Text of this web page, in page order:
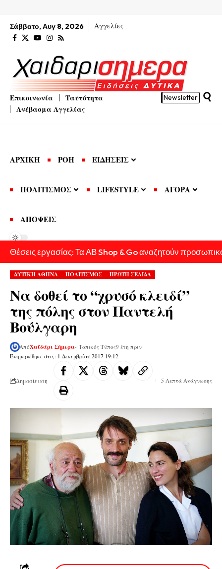
Σάββατο, Αυγ 8, 2026 Αγγελίες
Επικοινωνία
Ταυτότητα
Ανέβασμα Αγγελίας
Newsletter
ΑΡΧΙΚΗ ΡΟΗ ΕΙΔΗΣΕΙΣ
ΠΟΛΙΤΙΣΜΟΣ LIFESTYLE ΑΓΟΡΑ
ΑΠΟΨΕΙΣ
Θέσεις εργασίας: Τα ΑΒ Shop & Go αναζητούν
ΔΥΤΙΚΗ ΑΘΗΝΑ ΠΟΛΙΤΙΣΜΟΣ ΠΡΩΤΗ ΣΕΛΙΔΑ
Να δοθεί το “χρυσό κλειδί”
της πόλης στον Παντελή
Βούλγαρη
Ενημερώθηκε στις: 1 Δεκεμβρίου 2017 19:12
ΑπόΧαϊδάρι Σήμερα- Τοπικός Τύπος9 έτη πριν
Δημοσίευση 5 Λεπτά Ανάγνωσης